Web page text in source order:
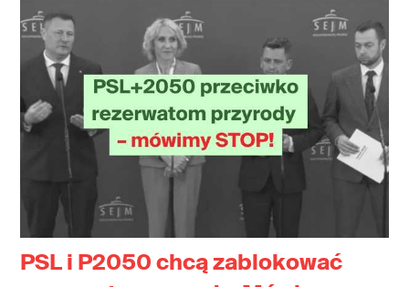
PSL i P2050 chcą zablokować